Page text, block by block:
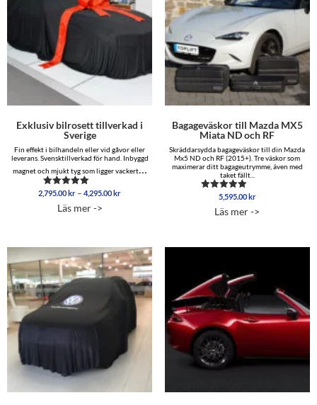
Exklusiv bilrosett tillverkad i
Sverige
Fin effekt i bilhandeln eller vid gåvor eller
leverans. Svensktillverkad för hand. Inbyggd
magnet och mjukt tyg som ligger vackert…
Betygsatt
av 5
2,795.00kr – 4,295.00krPrisintervall:
Läs mer ->
Bagageväskor till Mazda MX5
Miata ND och RF
Skräddarsydda bagageväskor till din Mazda
Mx5 ND och RF (2015+). Tre väskor som
maximerar ditt bagageutrymme, även med
taket fällt...
Betygsatt
av 5
5,595.00kr
Läs mer ->